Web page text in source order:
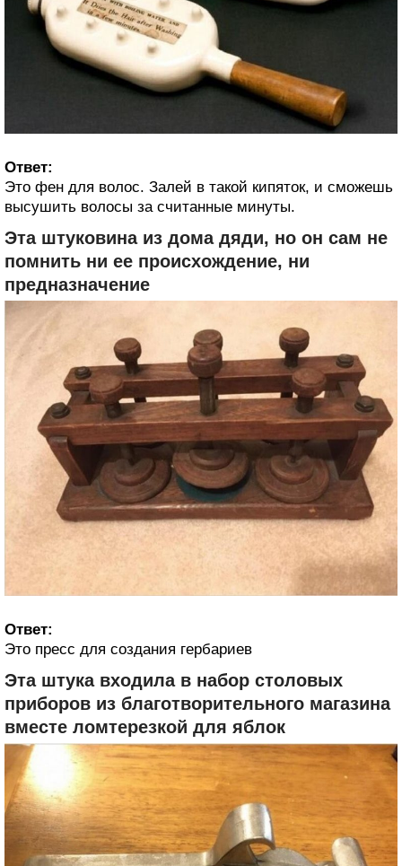
Ответ:
Это фен для волос. Залей в такой кипяток, и сможешь
высушить волосы за считанные минуты.
Эта штуковина из дома дяди, но он сам не
помнить ни ее происхождение, ни
предназначение
Ответ:
Это пресс для создания гербариев
Эта штука входила в набор столовых
приборов из благотворительного магазина
вместе ломтерезкой для яблок